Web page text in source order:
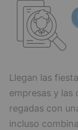
Llegan las
empresas y las
regadas con
incluso